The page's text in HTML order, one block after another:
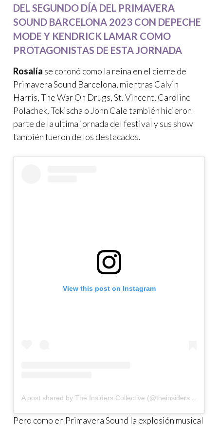
DEL SEGUNDO DÍA DEL PRIMAVERA
SOUND BARCELONA 2023 CON DEPECHE
MODE Y KENDRICK LAMAR COMO
PROTAGONISTAS DE ESTA JORNADA
Rosalía se coronó como la reina en el cierre de
Primavera Sound Barcelona, mientras Calvin
Harris, The War On Drugs, St. Vincent, Caroline
Polachek, Tokischa o John Cale también hicieron
parte de la ultima jornada del festival y sus show
también fueron de los destacados.
View this post on Instagram
A post shared by The Insiders Collective (@theinsidersco)
Pero como en Primavera Sound la explosión musical